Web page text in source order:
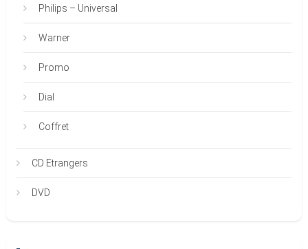
Philips – Universal
Warner
Promo
Dial
Coffret
CD Etrangers
DVD